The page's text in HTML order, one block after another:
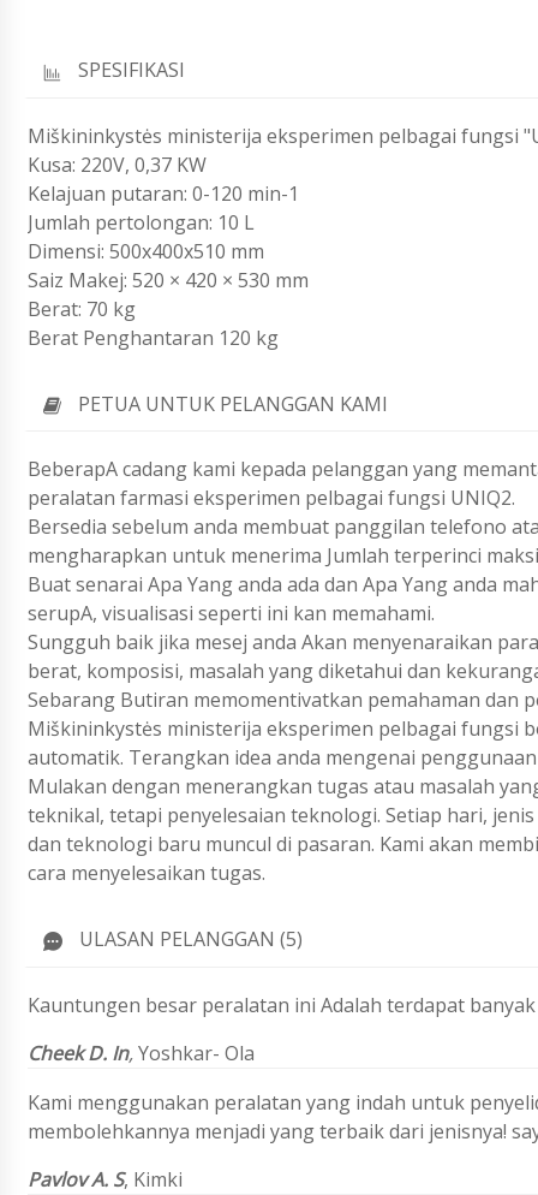
SPESIFIKASI
Miškininkystės ministerija eksperimen pelbagai fungsi
Kusa: 220V, 0,37 KW
Kelajuan putaran: 0-120 min-1
Jumlah pertolongan: 10 L
Dimensi: 500x400x510 mm
Saiz Makej: 520 × 420 × 530 mm
Berat: 70 kg
Berat Penghantaran 120 kg
PETUA UNTUK PELANGGAN KAMI
BeberapA cadang kami kepada pelanggan yang
peralatan farmasi eksperimen pelbagai fungsi UNIQ2.
Bersedia sebelum anda membuat panggilan telefono
mengharapkan untuk menerima Jumlah terperinci
Buat senarai Apa Yang anda ada dan Apa Yang anda
serupA, visualisasi seperti ini kan memahami.
Sungguh baik jika mesej anda Akan menyenaraikan
berat, komposisi, masalah yang diketahui dan
Sebarang Butiran memomentivatkan pemahaman dan
Miškininkystės ministerija eksperimen pelbagai fungsi
automatik. Terangkan idea anda mengenai
Mulakan dengan menerangkan tugas atau masalah
teknikal, tetapi penyelesaian teknologi. Setiap hari,
dan teknologi baru muncul di pasaran. Kami akan
cara menyelesaikan tugas.
ULASAN PELANGGAN (5)
Kauntungen besar peralatan ini Adalah terdapat
Cheek D. In,Yoshkar- Ola
Kami menggunakan peralatan yang indah untuk
membolehkannya menjadi yang terbaik dari jenisnya!
Pavlov A. S, Kimki